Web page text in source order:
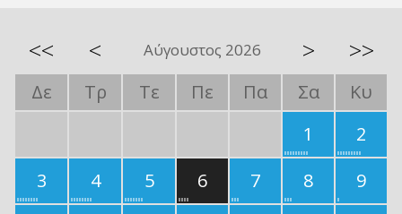
<< < Αύγουστος 2026 > >>
Δε Τρ Τε Πε Πα Σα
Κυ
1
2
3
4 5 6 7 8
9